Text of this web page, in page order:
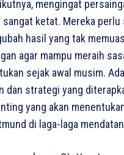
mengingat
sangat ketat. Mereka perlu
hasil yang tak
agar mampu meraih
sejak awal musim.
dan strategi yang
yang akan
di laga-laga